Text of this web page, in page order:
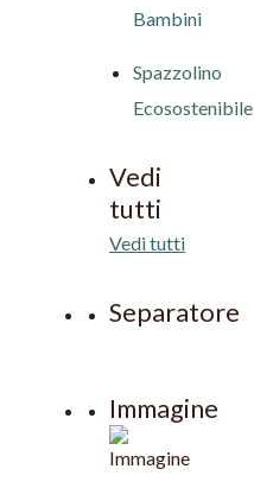
Bambini
Spazzolino
Ecosostenibile
Vedi
tutti
Vedi tutti
Separatore
Immagine